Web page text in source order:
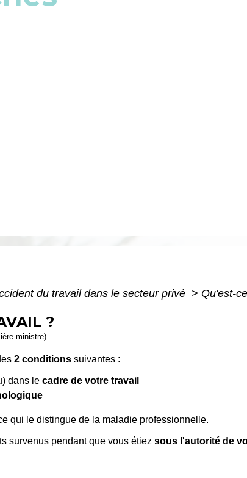
du travail dans le secteur privé > Qu'est-
?
ministre)
2 conditions suivantes :
dans le cadre de votre travail
qui le distingue de la maladie professionnelle.
survenus pendant que vous étiez sous l'autorité de